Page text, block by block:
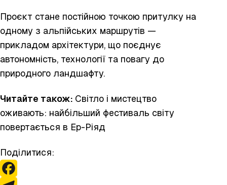
Проєкт стане постійною точкою притулку на
одному з альпійських маршрутів —
прикладом архітектури, що поєднує
автономність, технології та повагу до
природного ландшафту.
Читайте також: Світло і мистецтво
оживають: найбільший фестиваль світу
повертається в Ер-Ріяд
Поділитися: